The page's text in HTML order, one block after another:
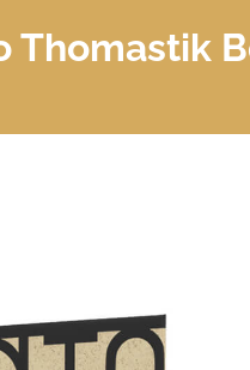
Thomastik